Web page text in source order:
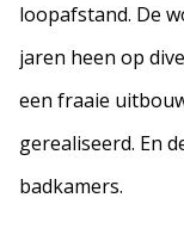
loopafstand. De
jaren heen op
een fraaie
gerealiseerd. En
badkamers.